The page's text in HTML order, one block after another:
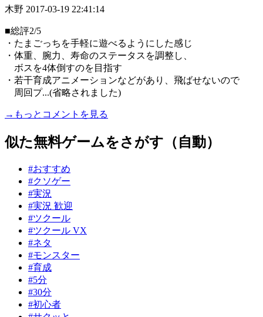
木野 2017-03-19 22:41:14
■総評2/5
・たまごっちを手軽に遊べるようにした感じ
・体重、腕力、寿命のステータスを調整し、
ボスを4体倒すのを目指す
・若干育成アニメーションなどがあり、飛ばせないので
周回プ...(省略されました)
→もっとコメントを見る
似た無料ゲームをさがす（自動）
#おすすめ
#クソゲー
#実況
#実況 歓迎
#ツクール
#ツクール VX
#ネタ
#モンスター
#育成
#5分
#30分
#初心者